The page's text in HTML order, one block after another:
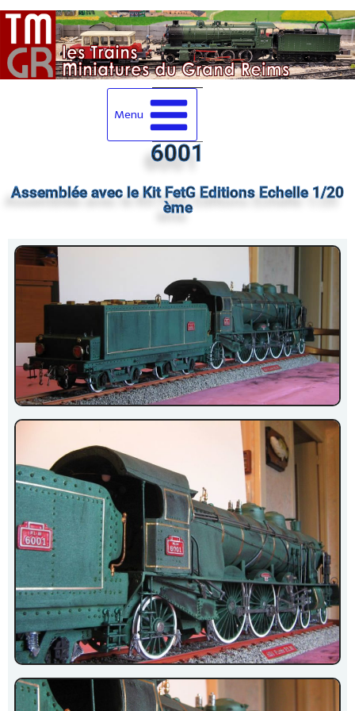
Menu
6001
Assemblée avec le Kit FetG Editions Echelle 1/20
ème